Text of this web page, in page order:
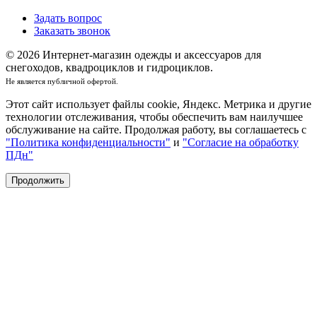
Задать вопрос
Заказать звонок
© 2026 Интернет-магазин одежды и аксессуаров для
снегоходов, квадроциклов и гидроциклов.
Не является публичной офертой.
Этот сайт использует файлы cookie, Яндекс. Метрика и другие
технологии отслеживания, чтобы обеспечить вам наилучшее
обслуживание на сайте. Продолжая работу, вы соглашаетесь с
"Политика конфиденциальности" и "Согласие на обработку
ПДн"
Продолжить